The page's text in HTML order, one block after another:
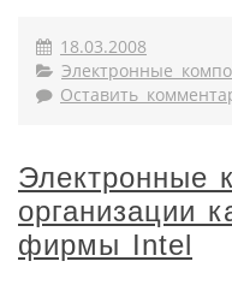
18.03.2008
Электронные
Оставить
Электронные
организации
фирмы Intel